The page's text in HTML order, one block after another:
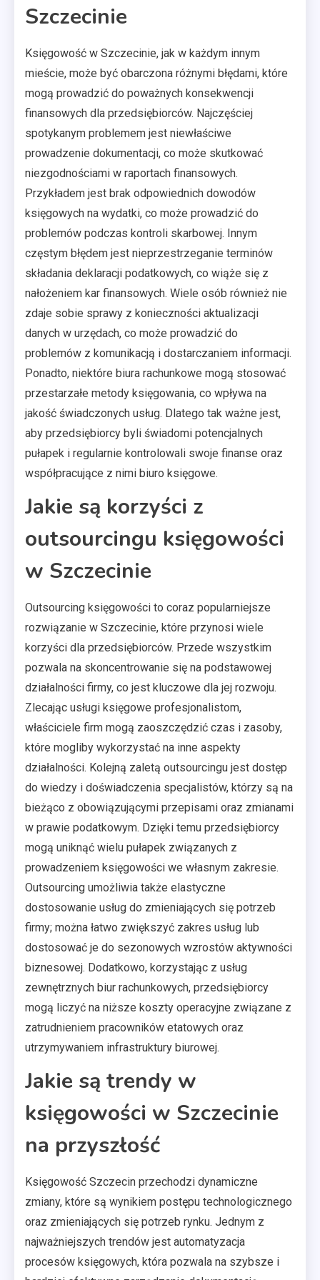
Szczecinie
Księgowość w Szczecinie, jak w każdym innym
mieście, może być obarczona różnymi błędami, które
mogą prowadzić do poważnych konsekwencji
finansowych dla przedsiębiorców. Najczęściej
spotykanym problemem jest niewłaściwe
prowadzenie dokumentacji, co może skutkować
niezgodnościami w raportach finansowych.
Przykładem jest brak odpowiednich dowodów
księgowych na wydatki, co może prowadzić do
problemów podczas kontroli skarbowej. Innym
częstym błędem jest nieprzestrzeganie terminów
składania deklaracji podatkowych, co wiąże się z
nałożeniem kar finansowych. Wiele osób również nie
zdaje sobie sprawy z konieczności aktualizacji
danych w urzędach, co może prowadzić do
problemów z komunikacją i dostarczaniem informacji.
Ponadto, niektóre biura rachunkowe mogą stosować
przestarzałe metody księgowania, co wpływa na
jakość świadczonych usług. Dlatego tak ważne jest,
aby przedsiębiorcy byli świadomi potencjalnych
pułapek i regularnie kontrolowali swoje finanse oraz
współpracujące z nimi biuro księgowe.
Jakie są korzyści z
outsourcingu księgowości
w Szczecinie
Outsourcing księgowości to coraz popularniejsze
rozwiązanie w Szczecinie, które przynosi wiele
korzyści dla przedsiębiorców. Przede wszystkim
pozwala na skoncentrowanie się na podstawowej
działalności firmy, co jest kluczowe dla jej rozwoju.
Zlecając usługi księgowe profesjonalistom,
właściciele firm mogą zaoszczędzić czas i zasoby,
które mogliby wykorzystać na inne aspekty
działalności. Kolejną zaletą outsourcingu jest dostęp
do wiedzy i doświadczenia specjalistów, którzy są na
bieżąco z obowiązującymi przepisami oraz zmianami
w prawie podatkowym. Dzięki temu przedsiębiorcy
mogą uniknąć wielu pułapek związanych z
prowadzeniem księgowości we własnym zakresie.
Outsourcing umożliwia także elastyczne
dostosowanie usług do zmieniających się potrzeb
firmy; można łatwo zwiększyć zakres usług lub
dostosować je do sezonowych wzrostów aktywności
biznesowej. Dodatkowo, korzystając z usług
zewnętrznych biur rachunkowych, przedsiębiorcy
mogą liczyć na niższe koszty operacyjne związane z
zatrudnieniem pracowników etatowych oraz
utrzymywaniem infrastruktury biurowej.
Jakie są trendy w
księgowości w Szczecinie
na przyszłość
Księgowość Szczecin przechodzi dynamiczne
zmiany, które są wynikiem postępu technologicznego
oraz zmieniających się potrzeb rynku. Jednym z
najważniejszych trendów jest automatyzacja
procesów księgowych, która pozwala na szybsze i